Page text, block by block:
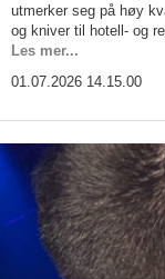
utmerker seg på høy
og kniver til hotell- og
Les mer...
01.07.2026 14.15.00